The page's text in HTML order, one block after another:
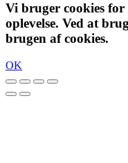
Vi bruger cookies for
oplevelse. Ved at
brugen af cookies.
OK